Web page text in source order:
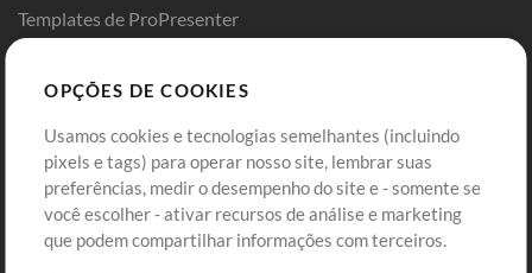
Templates de ProPresenter
Comprar Créditos
Conteúdo Grátis
Solicite uma Música
Entre
Cadastre-se
Ir ao carrinho
OPÇÕES DE COOKIES
Usamos cookies e tecnologias semelhantes (incluindo
pixels e tags) para operar nosso site, lembrar suas
preferências, medir o desempenho do site e - somente se
você escolher - ativar recursos de análise e marketing
que podem compartilhar informações com terceiros.